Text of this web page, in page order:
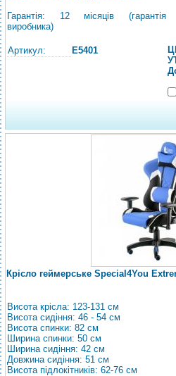
Гарантія: 12 місяців (гарантія
виробника)
Артикул: E5401
Крісло геймерське Special4You
Висота крісла: 123-131 см
Висота сидіння: 46 - 54 см
Висота спинки: 82 см
Ширина спинки: 50 см
Ширина сидіння: 42 см
Довжина сидіння: 51 см
Висота підлокітників: 62-76 см